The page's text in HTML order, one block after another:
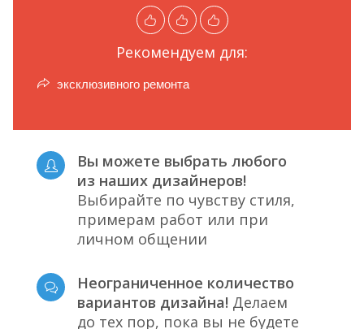
Рекомендуем для:
эксклюзивного ремонта
Вы можете выбрать любого
из наших дизайнеров!
Выбирайте по чувству стиля,
примерам работ или при
личном общении
Неограниченное количество
вариантов дизайна! Делаем
до тех пор, пока вы не будете